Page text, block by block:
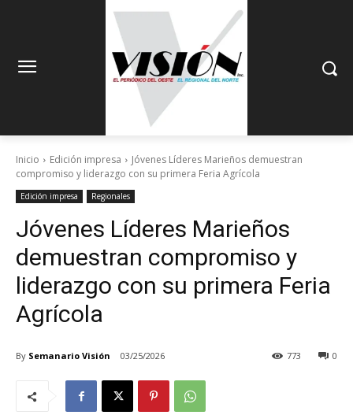
Inicio Edición impresa
Jóvenes Líderes Marieños demuestran
compromiso y liderazgo con su primera Feria Agrícola
Edición impresa Regionales
Jóvenes Líderes Marieños
demuestran compromiso y
liderazgo con su primera Feria
Agrícola
By Semanario Visión 03/25/2026 0
773